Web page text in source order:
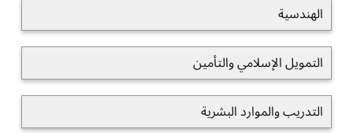
الهندسية
التمويل الإسلامي والتأمين
التدريب والموارد البشرية